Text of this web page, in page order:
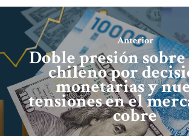
Anterior
Doble presión sobre
chileno por
monetarias y
tensiones en el
cobre